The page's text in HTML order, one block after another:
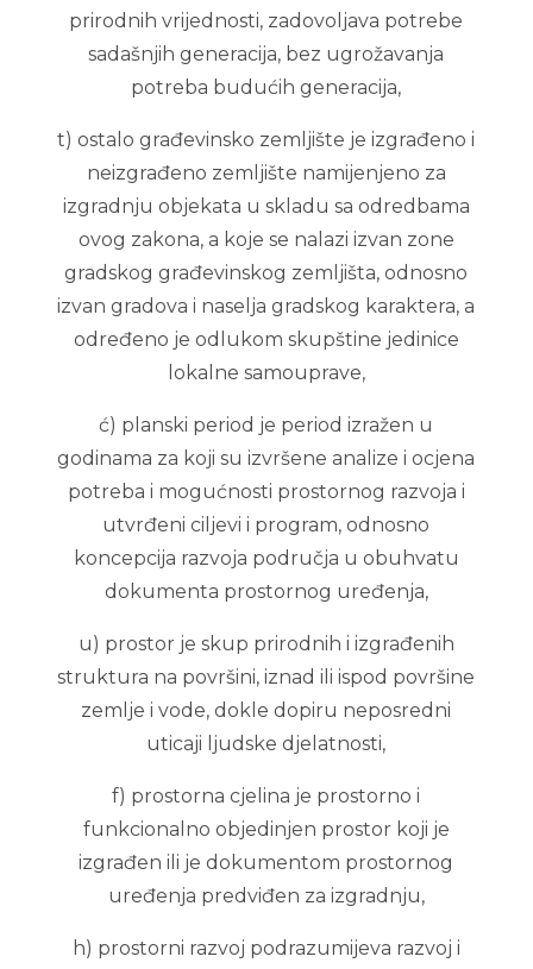
prirodnih vrijednosti, zadovoljava potrebe
sadašnjih generacija, bez ugrožavanja
potreba budućih generacija,
t) ostalo građevinsko zemljište je izgrađeno i
neizgrađeno zemljište namijenjeno za
izgradnju objekata u skladu sa odredbama
ovog zakona, a koje se nalazi izvan zone
gradskog građevinskog zemljišta, odnosno
izvan gradova i naselja gradskog karaktera, a
određeno je odlukom skupštine jedinice
lokalne samouprave,
ć) planski period je period izražen u
godinama za koji su izvršene analize i ocjena
potreba i mogućnosti prostornog razvoja i
utvrđeni ciljevi i program, odnosno
koncepcija razvoja područja u obuhvatu
dokumenta prostornog uređenja,
u) prostor je skup prirodnih i izgrađenih
struktura na površini, iznad ili ispod površine
zemlje i vode, dokle dopiru neposredni
uticaji ljudske djelatnosti,
f) prostorna cjelina je prostorno i
funkcionalno objedinjen prostor koji je
izgrađen ili je dokumentom prostornog
uređenja predviđen za izgradnju,
h) prostorni razvoj podrazumijeva razvoj i